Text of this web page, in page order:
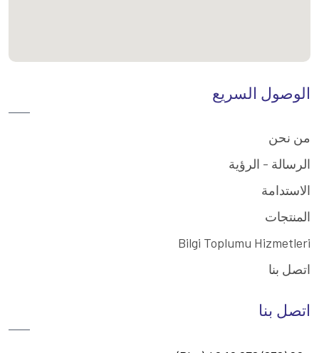
الوصول السريع
من نحن
الرسالة - الرؤية
الاستدامة
المنتجات
Bilgi Toplumu Hizmetleri
اتصل بنا
اتصل بنا